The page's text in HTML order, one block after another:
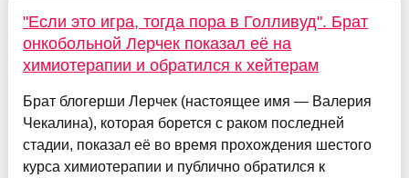
"Если это игра, тогда пора в Голливуд". Брат
онкобольной Лерчек показал её на
химиотерапии и обратился к хейтерам
Брат блогерши Лерчек (настоящее имя — Валерия
Чекалина), которая борется с раком последней
стадии, показал её во время прохождения шестого
курса химиотерапии и публично обратился к